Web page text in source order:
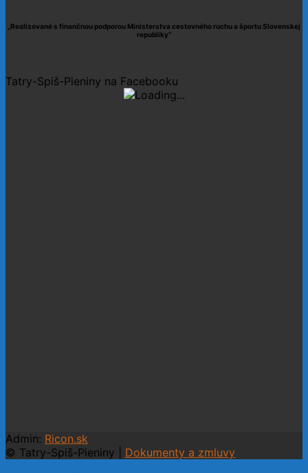
„Realizované s finančnou podporou Ministerstva cestovného ruchu a športu Slovenskej
republiky“
Tatry-Spiš-Pieniny na Facebooku
Admin: Ricon.sk
© Tatry-Spiš-Pieniny | Dokumenty a zmluvy